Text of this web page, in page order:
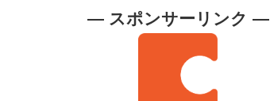
— スポンサーリンク —